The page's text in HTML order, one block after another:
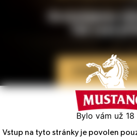
Bylo vám už 18
Vstup na tyto stránky je povolen
Gratulujeme
Tak zase
ZOBRAZIT